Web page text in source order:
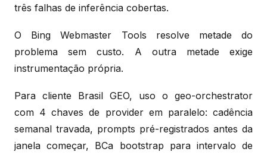
três falhas de inferência cobertas.
O Bing Webmaster Tools resolve metade do
problema sem custo. A outra metade exige
instrumentação própria.
Para cliente Brasil GEO, uso o geo-orchestrator
com 4 chaves de provider em paralelo: cadência
semanal travada, prompts pré-registrados antes da
janela começar, BCa bootstrap para intervalo de